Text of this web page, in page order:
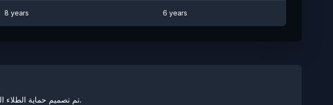
8 years 6 years
تم تصميم حماية الطلاء النهائية (ألتيميت شيلد بي بي إف) لدينا لتدوم حتى 10 سنوات مع العناية والصيانة المناسبة.